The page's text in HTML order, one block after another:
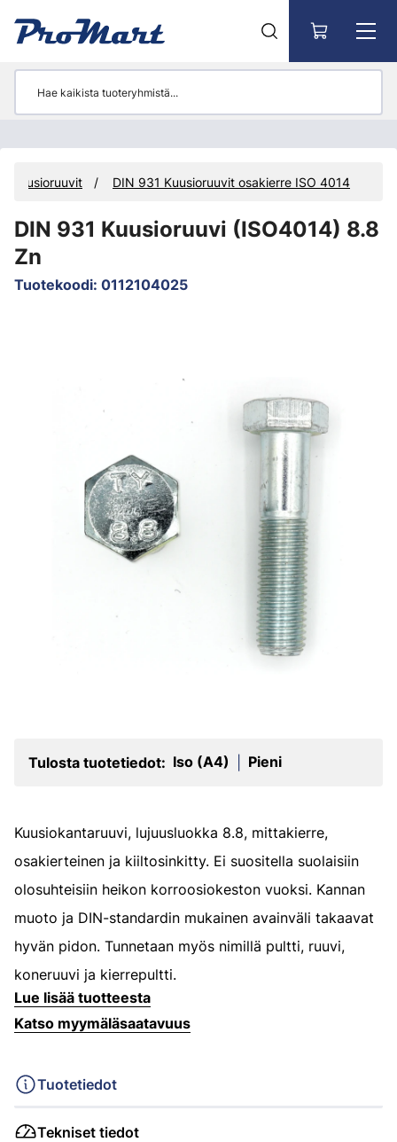
Kuusioruuvit DIN 931 Kuusioruuvit osakierre ISO 4014
DIN 931 Kuusioruuvi (ISO4014) 8.8
Zn
Tuotekoodi: 0112104025
Tulosta tuotetiedot: Iso (A4) Pieni
Kuusiokantaruuvi, lujuusluokka 8.8, mittakierre,
osakierteinen ja kiiltosinkitty. Ei suositella suolaisiin
olosuhteisiin heikon korroosiokeston vuoksi. Kannan
muoto ja DIN-standardin mukainen avainväli takaavat
hyvän pidon. Tunnetaan myös nimillä pultti, ruuvi,
koneruuvi ja kierrepultti.
Lue lisää tuotteesta
Katso myymäläsaatavuus
Tuotetiedot
Tekniset tiedot